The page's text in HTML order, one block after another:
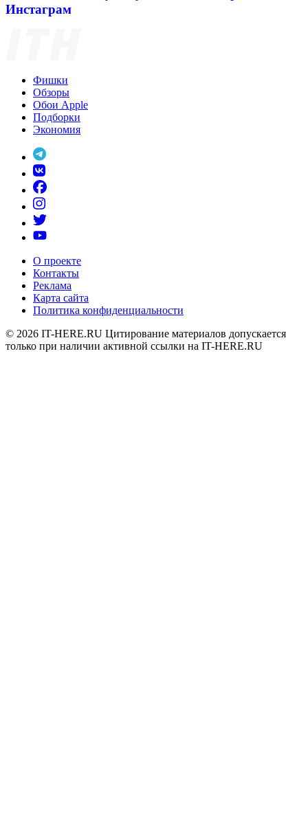
Инстаграм
Фишки
Обзоры
Обои Apple
Подборки
Экономия
О проекте
Контакты
Реклама
Карта сайта
Политика конфиденциальности
© 2026 IT-HERE.RU Цитирование материалов допускается
только при наличии активной ссылки на IT-HERE.RU